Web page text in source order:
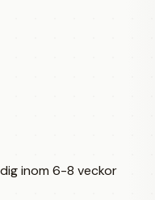
inom 6-8 veckor